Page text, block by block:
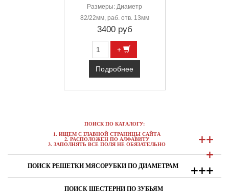
Размеры: Диаметр
82/22мм, раб. отв. 13мм
3400 руб
+
Подробнее
ПОИСК ПО КАТАЛОГУ:
1. ИЩЕМ С ГЛАВНОЙ СТРАНИЦЫ САЙТА
+
+
2. РАСПОЛОЖЕН ПО АЛФАВИТУ
3. ЗАПОЛНЯТЬ ВСЕ ПОЛЯ НЕ ОБЯЗАТЕЛЬНО +
ПОИСК РЕШЕТКИ МЯСОРУБКИ ПО ДИАМЕТРАМ +
+
+
ПОИСК ШЕСТЕРНИ ПО ЗУБЬЯМ